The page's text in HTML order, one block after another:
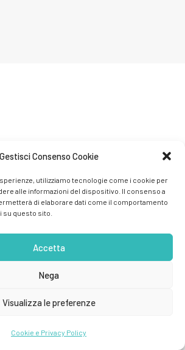
Gestisci Consenso Cookie
utilizziamo tecnologie come i cookie per
alle informazioni del dispositivo. Il consenso a
di elaborare dati come il comportamento
su questo sito.
Accetta
Nega
Visualizza le preferenze
Cookie e Privacy Policy